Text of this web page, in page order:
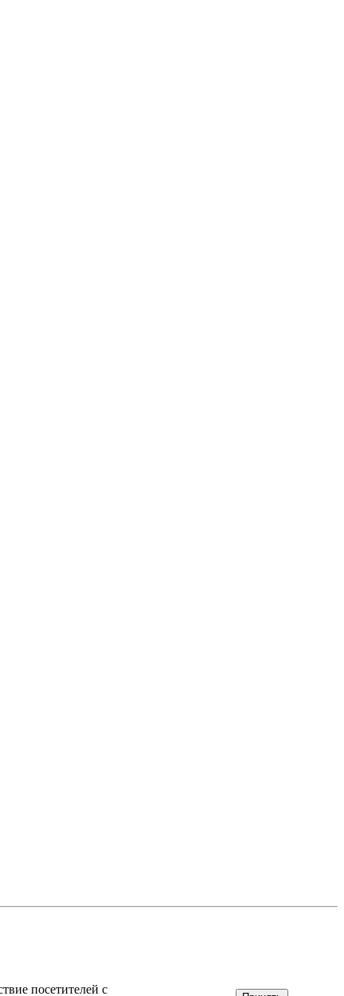
посетителей с